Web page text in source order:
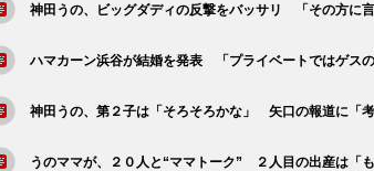
神田うの、ビッグダディの反撃をバッサリ 「その方に言
ハマカーン浜谷が結婚を発表 「プライベートではゲスの
神田うの、第２子は「そろそろかな」 矢口の報道に「考
うのママが、２０人と“ママトーク” ２人目の出産は「も